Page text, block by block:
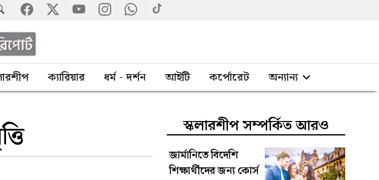
ক্যারিয়ার ধর্ম - দর্শন আইটি কর্পোরেট অন্যান্য
স্কলারশীপ সম্পর্কিত আরও
জার্মানিতে বিদেশি
শিক্ষার্থীদের জন্য কোর্স